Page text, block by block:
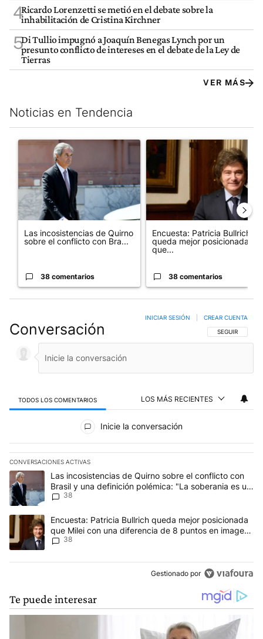
4Ricardo Lorenzetti se metió en el debate sobre la
inhabilitación de Cristina Kirchner
5Di Tullio impugnó a Joaquín Benegas Lynch por un
presunto conflicto de intereses en el debate de la Ley de
Tierras
VER MÁS
Noticias en Tendencia
Este listado muestra los artículos con más comentarios en los
Un artículo de tendencia con el título "Las incosistencias de
Las incosistencias de Quirno
sobre el conflicto con Bra...
38 comentarios
Un artículo de tendencia con
Encuesta: Patricia Bullrich
queda mejor posicionada
que...
38 comentarios
Conversación SIGA ESTA
SEGUIR
INICIAR SESIÓN CREAR CUENTA
TODOS LOS COMENTARIOS LOS MÁS RECIENTES
Inicie la conversación
CONVERSACIONES ACTIVAS
Este listado muestra los artículos con más comentarios en los
Un artículo de tendencia con el título "Las incosistencias de
Las incosistencias de Quirno sobre el conflicto con
Brasil y una definición polémica: "La soberania es un
concepto antiguo"
38
Un artículo de tendencia con el título "Encuesta: Patricia Bullrich
Encuesta: Patricia Bullrich queda mejor posicionada
que Milei con una diferencia de 8 puntos en imagen
negativa
38
Gestionado por